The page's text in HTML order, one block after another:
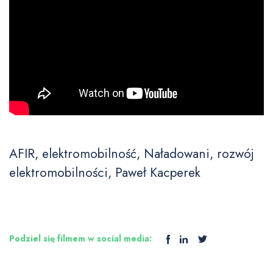
AFIR, elektromobilność, Naładowani, rozwój
elektromobilności, Paweł Kacperek
Podziel się filmem w social media: